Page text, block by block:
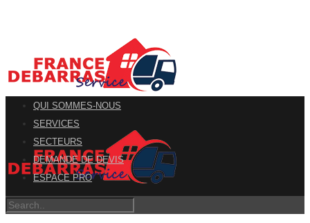
QUI SOMMES-NOUS
SERVICES
SECTEURS
DEMANDE DE DEVIS
ESPACE PRO